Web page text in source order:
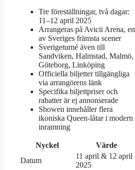
Tre föreställningar, två dagar:
11–12 april 2025
Arrangeras på Avicii Arena, en
av Sveriges främsta scener
Sverigeturné även till
Sandviken, Halmstad, Malmö,
Göteborg, Linköping
Officiella biljetter tillgängliga
via arrangörens länk
Specifika biljettpriser och
rabatter är ej annonserade
Showen innehåller flera
ikoniska Queen-låtar i modern
inramning
Nyckel
Värde
Datum
11 april & 12 april
2025